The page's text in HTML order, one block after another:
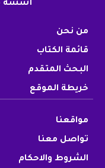
أسسه
من نحن
قائمة الكتاب
البحث المتقدم
خريطة الموقع
مواقعنا
تواصل معنا
الشروط والاحكام